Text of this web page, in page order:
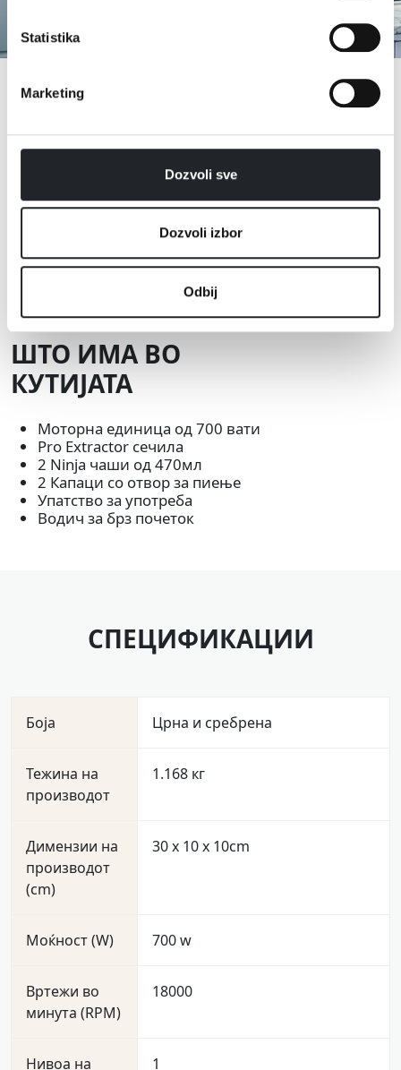
Statistika
Marketing
Dozvoli sve
Dozvoli izbor
Odbij
ШТО ИМА ВО
КУТИЈАТА
Моторна единица од 700 вати
Pro Extractor сечила
2 Ninja чаши од 470мл
2 Капаци со отвор за пиење
Упатство за употреба
Водич за брз почеток
СПЕЦИФИКАЦИИ
Боја Црна и сребрена
Тежина на
производот
1.168 кг
Димензии на
производот
(cm)
30 x 10 x 10cm
Моќност (W) 700 w
Вртежи во
минута (RPM)
18000
Нивоа на 1